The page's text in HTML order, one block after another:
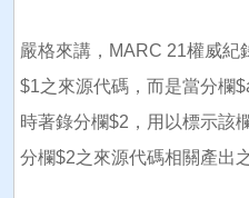
嚴格來講，MARC 21權威紀
$1之來源代碼，而是當分欄
時著錄分欄$2，用以標示該
分欄$2之來源代碼相關產出